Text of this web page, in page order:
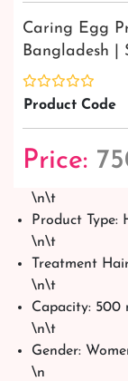
Caring Egg
Bangladesh |
Product Code
Price:
\n\t
Product Type:
\n\t
Treatment
\n\t
Capacity: 500
\n\t
Gender:
\n